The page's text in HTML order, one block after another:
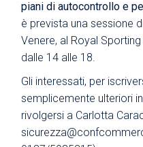
piani di autocontrollo e
è prevista una sessione
Venere, al Royal
dalle 14 alle 18.
Gli interessati, per
semplicemente ulteriori
rivolgersi a Carlotta